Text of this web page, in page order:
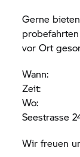
Gerne
vor Ort
Wann:
Zeit:
Wo:
Seestrasse
Wir freuen